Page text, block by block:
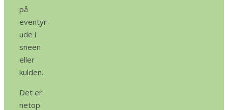
på
eventyr
ude i
sneen
eller
kulden.
Det er
netop